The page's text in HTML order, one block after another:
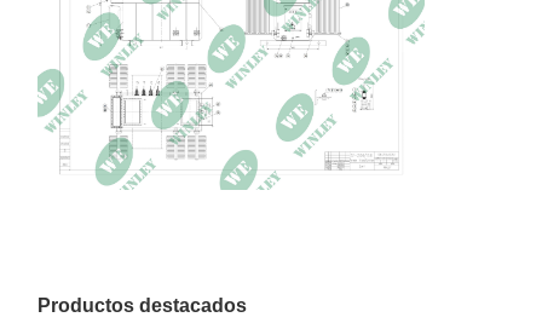
Pérdida de carga 40610W a 85°C
Impedancia 5,72%
Dimensiones 130 x 107 x 96 pulgadas
Peso
Productos destacados